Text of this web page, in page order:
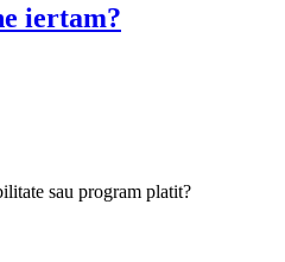
iertam?
sau program platit?